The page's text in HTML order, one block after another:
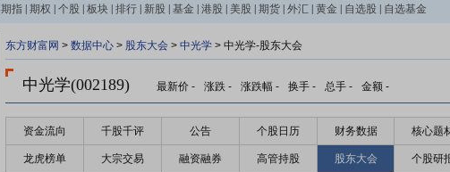
期指 期权 个股 板块 排行 新股 基金 港股 美股 期货 外汇 黄金 自选股 自选基金
东方财富网 > 数据中心 > 股东大会 > 中光学 > 中光学-股东大会
中光学(002189) 最新价 - 涨跌 - 涨跌幅 - 换手 - 总手 - 金额 -
资金流向 千股千评 公告 个股日历 财务数据 核心题
龙虎榜单 大宗交易 融资融券 高管持股 股东大会 个股研